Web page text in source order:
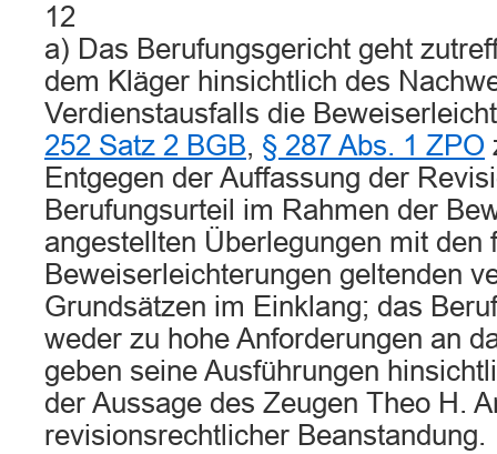
12
a) Das Berufungsgericht geht
dem Kläger hinsichtlich des
Verdienstausfalls die
252 Satz 2 BGB, § 287 Abs. 1 ZPO
Entgegen der Auffassung der
Berufungsurteil im Rahmen der
angestellten Überlegungen mit den
Beweiserleichterungen geltenden
Grundsätzen im Einklang; das
weder zu hohe Anforderungen an
geben seine Ausführungen
der Aussage des Zeugen Theo H.
revisionsrechtlicher Beanstandung.